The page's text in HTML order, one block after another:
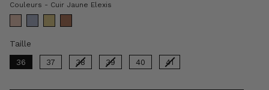
Couleurs - Cuir Jaune Elexis
Taille
36 37 38 39 40 41